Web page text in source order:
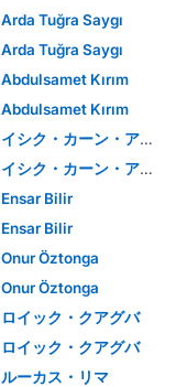
Arda Tuğra Saygı
Arda Tuğra Saygı
Abdulsamet Kırım
Abdulsamet Kırım
イシク・カーン・アルスラン
イシク・カーン・アルスラン
Ensar Bilir
Ensar Bilir
Onur Öztonga
Onur Öztonga
ロイック・クアグバ
ロイック・クアグバ
ルーカス・リマ